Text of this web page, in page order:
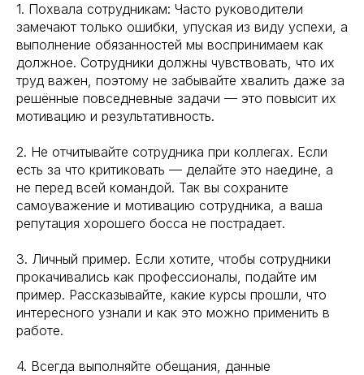
1. Похвала сотрудникам: Часто руководители
замечают только ошибки, упуская из виду успехи, а
выполнение обязанностей мы воспринимаем как
должное. Сотрудники должны чувствовать, что их
труд важен, поэтому не забывайте хвалить даже за
решённые повседневные задачи — это повысит их
мотивацию и результативность.
2. Не отчитывайте сотрудника при коллегах. Если
есть за что критиковать — делайте это наедине, а
не перед всей командой. Так вы сохраните
самоуважение и мотивацию сотрудника, а ваша
репутация хорошего босса не пострадает.
3. Личный пример. Если хотите, чтобы сотрудники
прокачивались как профессионалы, подайте им
пример. Рассказывайте, какие курсы прошли, что
интересного узнали и как это можно применить в
работе.
4. Всегда выполняйте обещания, данные